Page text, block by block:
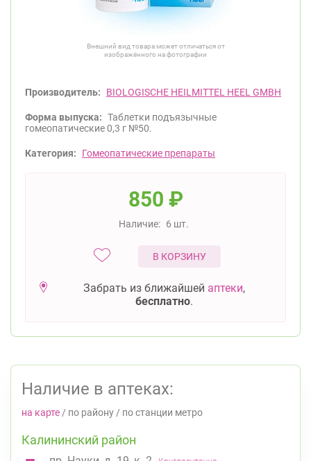
Внешний вид товара может отличаться от
изображённого на фотографии
Производитель: BIOLOGISCHE HEILMITTEL HEEL GMBH
Форма выпуска: Таблетки подъязычные
гомеопатические 0,3 г №50.
Категория: Гомеопатические препараты
850 ₽
Наличие: 6 шт.
В КОРЗИНУ
Забрать из ближайшей аптеки,
бесплатно.
Наличие в аптеках:
на карте / по району / по станции метро
Калининский район